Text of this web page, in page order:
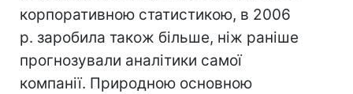
корпоративною статистикою, в 2006
р. заробила також більше, ніж раніше
прогнозували аналітики самої
компанії. Природною основною